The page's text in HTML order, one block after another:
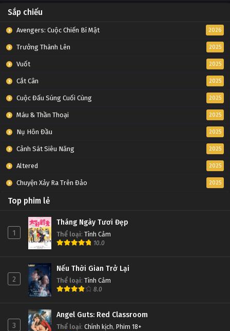
Sắp chiếu
Avengers: Cuộc Chiến Bí Mật 2026
Trưởng Thành Lên 2025
Vuốt 2025
Cắt Cân 2025
Cuộc Đấu Súng Cuối Cùng 2025
Máu & Thần Thoại 2025
Nụ Hôn Đầu 2025
Cảnh Sát Siêu Năng 2025
Altered 2025
Chuyện Xảy Ra Trên Đảo 2025
Top phim lẻ
1
Tháng Ngày Tươi Đẹp
Thể loại: Tình Cảm
10.0
2
Nếu Thời Gian Trở Lại
Thể loại: Tình Cảm
8.0
3
Angel Guts: Red Classroom
Thể loại: Chính kịch, Phim 18+